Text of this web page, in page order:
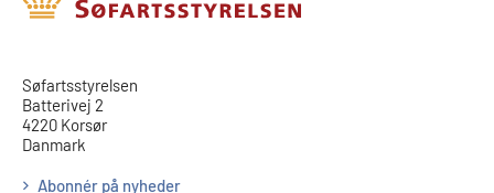
​​Søfartsstyrelsen
Batterivej 2
4220 Korsør
Danmark
Abonnér på nyheder